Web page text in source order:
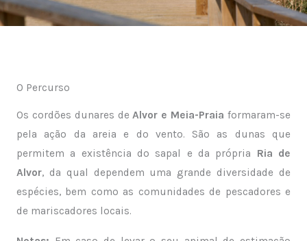
O Percurso
Os cordões dunares deAlvor e Meia-Praia formaram-se
pela ação da areia e do vento. São as dunas que
permitem a existência do sapal e da própria Ria de
Alvor, da qual dependem uma grande diversidade de
espécies, bem como as comunidades de pescadores e
de mariscadores locais.